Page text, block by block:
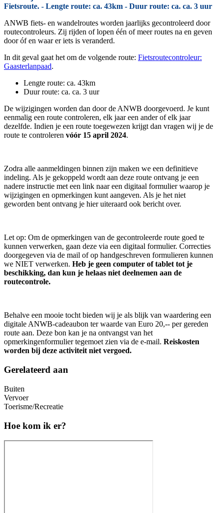
Fietsroute. - Lengte route: ca. 43km - Duur route: ca. ca. 3 uur
ANWB fiets- en wandelroutes worden jaarlijks gecontroleerd door
routecontroleurs. Zij rijden of lopen één of meer routes na en geven
door óf en waar er iets is veranderd.
In dit geval gaat het om de volgende route: Fietsroutecontroleur:
Gaasterlanpaad.
Lengte route: ca. 43km
Duur route: ca. ca. 3 uur
De wijzigingen worden dan door de ANWB doorgevoerd. Je kunt
eenmalig een route controleren, elk jaar een ander of elk jaar
dezelfde. Indien je een route toegewezen krijgt dan vragen wij je de
route te controleren vóór 15 april 2024.
Zodra alle aanmeldingen binnen zijn maken we een definitieve
indeling. Als je gekoppeld wordt aan deze route ontvang je een
nadere instructie met een link naar een digitaal formulier waarop je
wijzigingen en opmerkingen kunt aangeven. Als je het niet
geworden bent ontvang je hier uiteraard ook bericht over.
Let op: Om de opmerkingen van de gecontroleerde route goed te
kunnen verwerken, gaan deze via een digitaal formulier. Correcties
doorgegeven via de mail of op handgeschreven formulieren kunnen
we NIET verwerken. Heb je geen computer of tablet tot je
beschikking, dan kun je helaas niet deelnemen aan de
routecontrole.
Behalve een mooie tocht bieden wij je als blijk van waardering een
digitale ANWB-cadeaubon ter waarde van Euro 20,-- per gereden
route aan. Deze bon kan je na ontvangst van het
opmerkingenformulier tegemoet zien via de e-mail. Reiskosten
worden bij deze activiteit niet vergoed.
Gerelateerd aan
Buiten
Vervoer
Toerisme/Recreatie
Hoe kom ik er?